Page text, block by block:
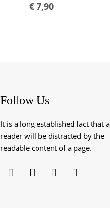
€7,90
Follow Us
It is a long established fact that a
reader will be distracted by the
readable content of a page.